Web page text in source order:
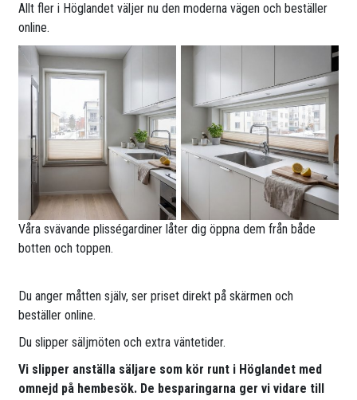
Allt fler i Höglandet väljer nu den moderna vägen och beställer
online.
Våra svävande plisségardiner låter dig öppna dem från både
botten och toppen.
Du anger måtten själv, ser priset direkt på skärmen och
beställer online.
Du slipper säljmöten och extra väntetider.
Vi slipper anställa säljare som kör runt i Höglandet med
omnejd på hembesök. De besparingarna ger vi vidare till